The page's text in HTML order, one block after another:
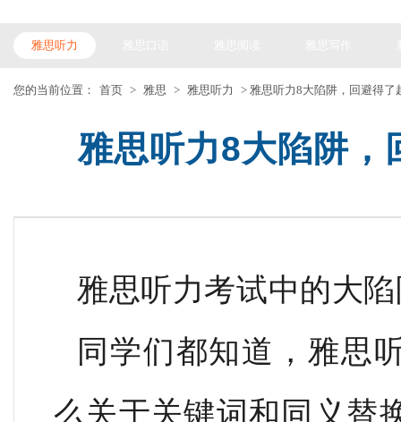
雅思听力
您的当前位置： 首页 > 雅思 > 雅思听力 > 雅思听力8大陷阱，回避得了
雅思听力8大陷阱，
雅思听力考试中的大
同学们都知道，雅思
么关于关键词和同义替
新高一高考雅思班